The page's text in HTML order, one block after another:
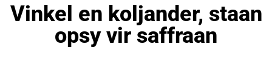
Vinkel en koljander, staan
opsy vir saffraan